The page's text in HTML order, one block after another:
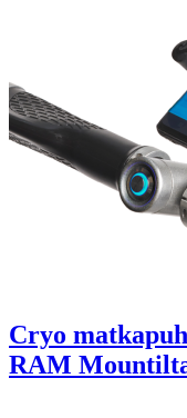
Cryo
RAM